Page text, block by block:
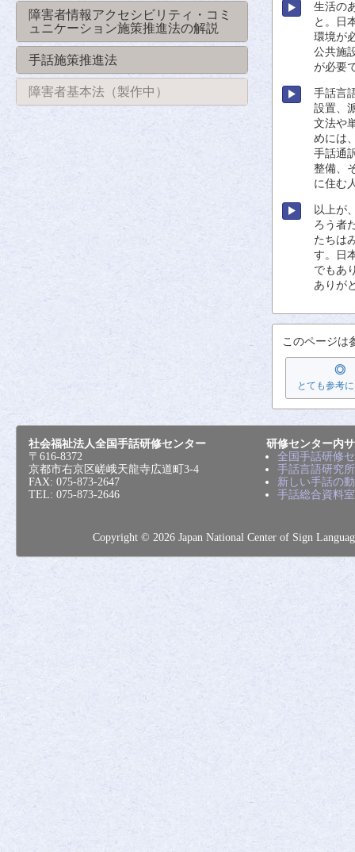
障害者情報アクセシビリティ・コミ
ュニケーション施策推進法の解説
手話施策推進法
障害者基本法（製作中）
生活の
と。
日
環境が
公共施
が必要
手話言
設置、
文法や
めには
手話通
整備、
に住む
以上が
ろう者
たちは
す。
日
でもあ
ありが
このページは
◎
とても参考
社会福祉法人全国手話研修センター
〒616-8372
京都市右京区嵯峨天龍寺広道町3-4
FAX: 075-873-2647
TEL: 075-873-2646
研修センター内
全国手話研修
手話言語研究所
新しい手話の
手話総合資料室
Copyright © 2026 Japan National Center of Sign